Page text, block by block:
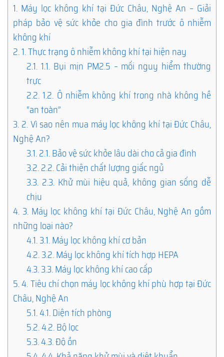
1. Máy lọc không khí tại Đức Châu, Nghệ An – Giải
pháp bảo vệ sức khỏe cho gia đình trước ô nhiễm
không khí
2.1. Thực trạng ô nhiễm không khí tại hiện nay
2.1. 1.1. Bụi mịn PM2.5 – mối nguy hiểm thường
trực
2.2. 1.2. Ô nhiễm không khí trong nhà không hề
“an toàn”
3. 2. Vì sao nên mua máy lọc không khí tại Đức Châu,
Nghệ An?
3.1.2.1. Bảo vệ sức khỏe lâu dài cho cả gia đình
3.2.2.2. Cải thiện chất lượng giấc ngủ
3.3. 2.3. Khử mùi hiệu quả, không gian sống dễ
chịu
4. 3. Máy lọc không khí tại Đức Châu, Nghệ An gồm
những loại nào?
4.1.3.1. Máy lọc không khí cơ bản
4.2.3.2. Máy lọc không khí tích hợp HEPA
4.3.3.3. Máy lọc không khí cao cấp
5.4. Tiêu chí chọn máy lọc không khí phù hợp tại Đức
Châu, Nghệ An
5.1.4.1. Diện tích phòng
5.2.4.2. Bộ lọc
5.3.4.3. Độ ồn